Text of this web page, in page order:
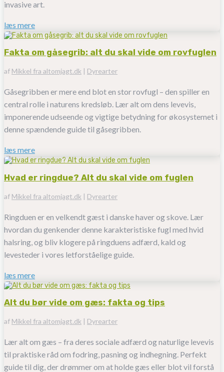
invasive art.
læs mere
Fakta om gåsegrib: alt du skal vide om rovfuglen
af Mikkel fra altomjagt.dk | Dyrearter
Gåsegribben er mere end blot en stor rovfugl – den spiller en
central rolle i naturens kredsløb. Lær alt om dens levevis,
imponerende udseende og vigtige betydning for økosystemet i
denne spændende guide til gåsegribben.
læs mere
Hvad er ringdue? Alt du skal vide om fuglen
af Mikkel fra altomjagt.dk | Dyrearter
Ringduen er en velkendt gæst i danske haver og skove. Lær
hvordan du genkender denne karakteristiske fugl med hvid
halsring, og bliv klogere på ringduens adfærd, kald og
levesteder i vores letforståelige guide.
læs mere
Alt du bør vide om gæs: fakta og tips
af Mikkel fra altomjagt.dk | Dyrearter
Lær alt om gæs – fra deres sociale adfærd og naturlige levevis
til praktiske råd om fodring, pasning og indhegning. Perfekt
guide til dig, der drømmer om at holde gæs eller blot vil forstå